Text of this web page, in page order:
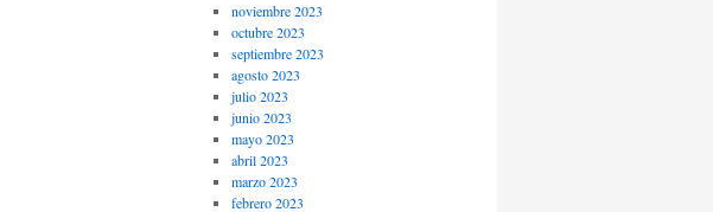
noviembre 2023
octubre 2023
septiembre 2023
agosto 2023
julio 2023
junio 2023
mayo 2023
abril 2023
marzo 2023
febrero 2023